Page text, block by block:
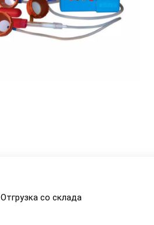
Отгрузка со склада